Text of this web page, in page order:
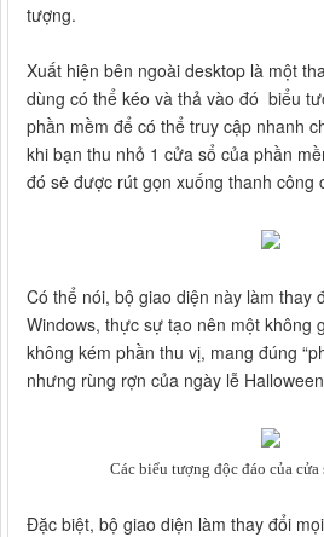
tượng.
Xuất hiện bên ngoài desktop là một
dùng có thể kéo và thả vào đó biểu
phần mềm để có thể truy cập nhanh
khi bạn thu nhỏ 1 cửa sổ của phần
đó sẽ được rút gọn xuống thanh công
Có thể nói, bộ giao diện này làm thay
Windows, thực sự tạo nên một không
không kém phần thu vị, mang đúng
nhưng rùng rợn của ngày lễ
Các biểu tượng độc đáo của
Đặc biệt, bộ giao diện làm thay đổi